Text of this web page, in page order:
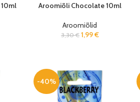
Aroomiõli Chocolate 10ml
Aroomiõlid
3,30€ 1,99€
-40%